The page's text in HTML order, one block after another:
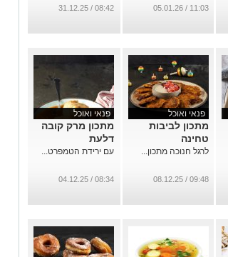
...
11:03 / 05.01.26
08:42 / 31.12.25
פנאי ואוכל
מתכון לביבות
טחינה
לרגל חנוכה מתכון...
09:48 / 08.12.25
פנאי ואוכל
מתכון מרק קובה
דלעת
עם ירידת הטמפרט...
08:34 / 04.12.25